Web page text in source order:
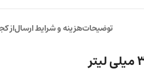
توضیحاتهزینه و شرایط ارسالاز